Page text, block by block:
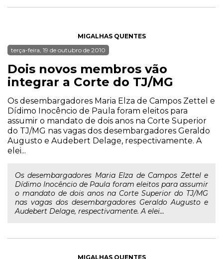
MIGALHAS QUENTES
terça-feira, 19 de outubro de 2010
Dois novos membros vão
integrar a Corte do TJ/MG
Os desembargadores Maria Elza de Campos Zettel e
Dídimo Inocêncio de Paula foram eleitos para
assumir o mandato de dois anos na Corte Superior
do TJ/MG nas vagas dos desembargadores Geraldo
Augusto e Audebert Delage, respectivamente. A
elei...
Os desembargadores Maria Elza de Campos Zettel e
Dídimo Inocêncio de Paula foram eleitos para assumir
o mandato de dois anos na Corte Superior do TJ/MG
nas vagas dos desembargadores Geraldo Augusto e
Audebert Delage, respectivamente. A elei...
MIGALHAS QUENTES